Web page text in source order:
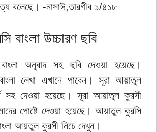
বলেছে। -নাসাঈ,তারগীব ১/৪১৮
বাংলা উচ্চারণ ছবি
অনুবাদ সহ ছবি দেওয়া হয়েছে।
লেখা এখানে পাবেন। সূরা আয়াতুল
সহ দেওয়া হয়েছে। সূরা আয়াতুল কুরসী
পোষ্টে দেওয়া হয়েছে। আয়াতুল কুরসি
আয়তুল কুরসী নিচে দেখুন।